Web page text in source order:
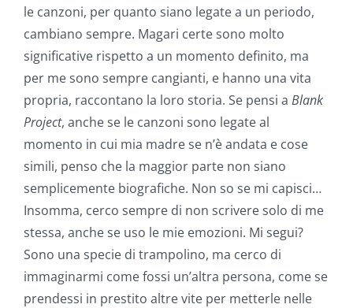
le canzoni, per quanto siano legate a un periodo,
cambiano sempre. Magari certe sono molto
significative rispetto a un momento definito, ma
per me sono sempre cangianti, e hanno una vita
propria, raccontano la loro storia. Se pensi a Blank
Project, anche se le canzoni sono legate al
momento in cui mia madre se n’è andata e cose
simili, penso che la maggior parte non siano
semplicemente biografiche. Non so se mi capisci…
Insomma, cerco sempre di non scrivere solo di me
stessa, anche se uso le mie emozioni. Mi segui?
Sono una specie di trampolino, ma cerco di
immaginarmi come fossi un’altra persona, come se
prendessi in prestito altre vite per metterle nelle